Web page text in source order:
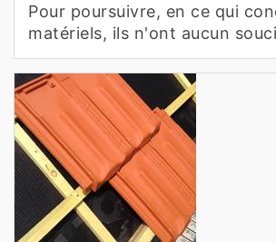
Pour poursuivre, en ce qui
matériels, ils n'ont aucun